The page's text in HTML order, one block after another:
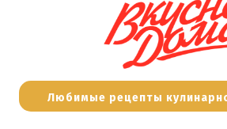
Любимые рецепты